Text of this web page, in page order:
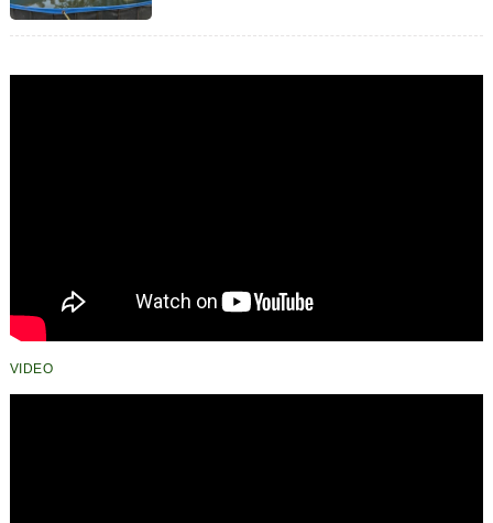
Kenantan, Dukung
Ketahanan Pangan dan
VIDEO